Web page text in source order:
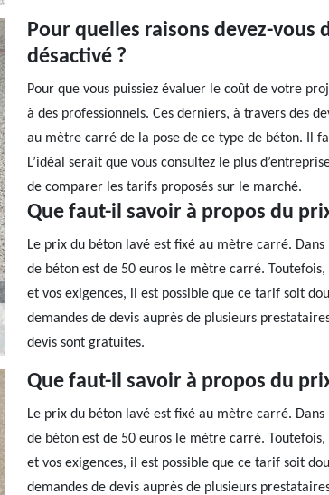
Pour quelles raisons devez-vous
désactivé ?
Pour que vous puissiez évaluer le coût de votre
à des professionnels. Ces derniers, à travers des
au mètre carré de la pose de ce type de béton. Il
L’idéal serait que vous consultez le plus
de comparer les tarifs proposés sur le marché.
Que faut-il savoir à propos du
Le prix du béton lavé est fixé au mètre carré.
de béton est de 50 euros le mètre carré.
et vos exigences, il est possible que ce tarif soit
demandes de devis auprès de plusieurs
devis sont gratuites.
Que faut-il savoir à propos du
Le prix du béton lavé est fixé au mètre carré.
de béton est de 50 euros le mètre carré.
et vos exigences, il est possible que ce tarif soit
demandes de devis auprès de plusieurs